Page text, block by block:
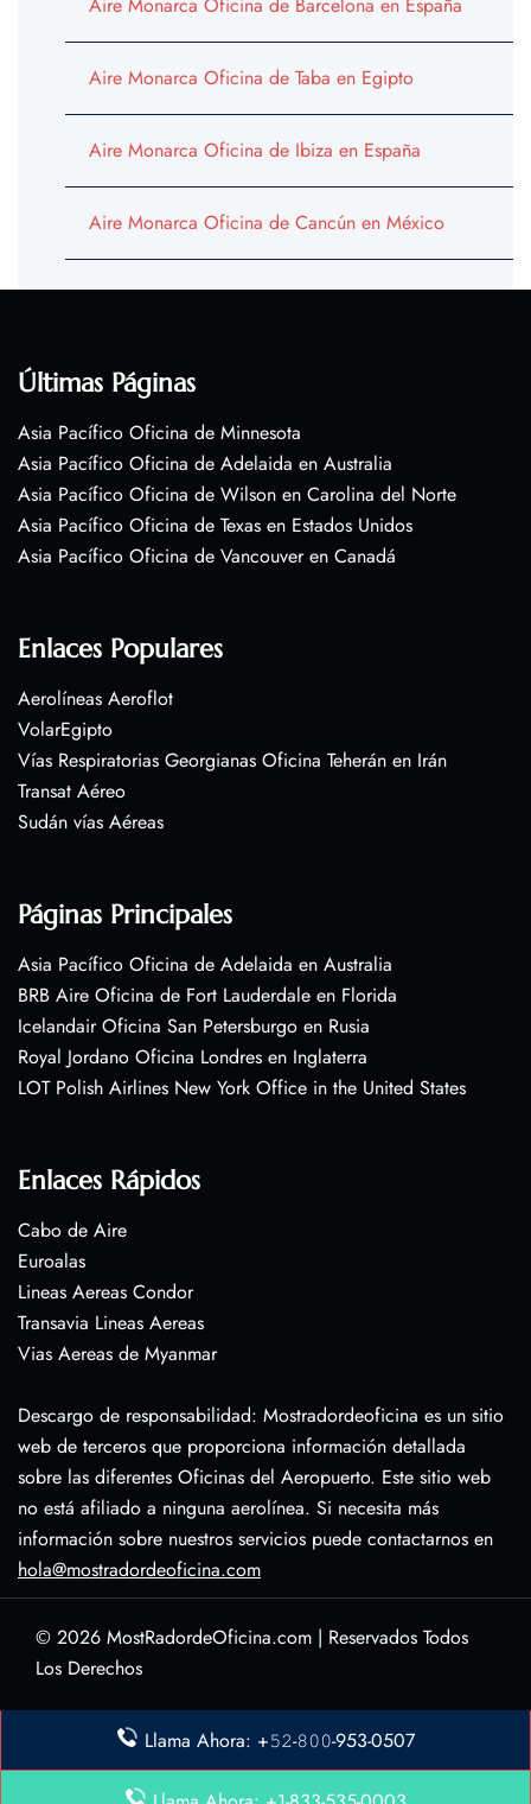
Aire Monarca Oficina de Barcelona en España
Aire Monarca Oficina de Taba en Egipto
Aire Monarca Oficina de Ibiza en España
Aire Monarca Oficina de Cancún en México
Últimas Páginas
Asia Pacífico Oficina de Minnesota
Asia Pacífico Oficina de Adelaida en Australia
Asia Pacífico Oficina de Wilson en Carolina del Norte
Asia Pacífico Oficina de Texas en Estados Unidos
Asia Pacífico Oficina de Vancouver en Canadá
Enlaces Populares
Aerolíneas Aeroflot
VolarEgipto
Vías Respiratorias Georgianas Oficina Teherán en Irán
Transat Aéreo
Sudán vías Aéreas
Páginas Principales
Asia Pacífico Oficina de Adelaida en Australia
BRB Aire Oficina de Fort Lauderdale en Florida
Icelandair Oficina San Petersburgo en Rusia
Royal Jordano Oficina Londres en Inglaterra
LOT Polish Airlines New York Office in the United States
Enlaces Rápidos
Cabo de Aire
Euroalas
Lineas Aereas Condor
Transavia Lineas Aereas
Vias Aereas de Myanmar
Descargo de responsabilidad: Mostradordeoficina es un sitio
web de terceros que proporciona información detallada
sobre las diferentes Oficinas del Aeropuerto. Este sitio web
no está afiliado a ninguna aerolínea. Si necesita más
información sobre nuestros servicios puede contactarnos en
hola@mostradordeoficina.com
© 2026 MostRadordeOficina.com | Reservados Todos
Los Derechos
Sobre Nosotras
Descargo de Responsabilidad
Política de Privacidad
Llama Ahora: +𝟻𝟸-𝟾𝟶𝟶-953-0507